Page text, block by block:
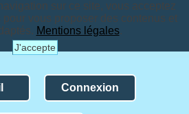
sur ce site, vous acceptez
vous proposer des contenus et
Mentions légales.
J'accepte
Connexion